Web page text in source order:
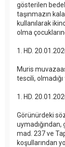
gösterilen
taşınmazın
kullanılarak
olma
1. HD.
Muris
tescili,
1. HD.
Görünürdeki
mad. 237 ve
koşullarından